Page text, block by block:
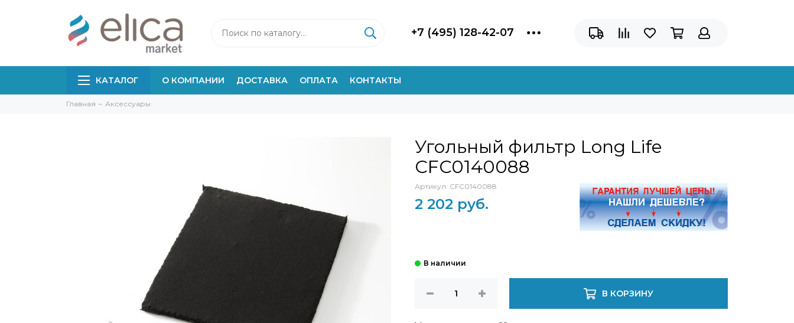
+7 (495) 128-42-07
КАТАЛОГ О КОМПАНИИ ДОСТАВКА ОПЛАТА КОНТАКТЫ
Главная Аксессуары
Угольный фильтр Long Life
CFC0140088
Артикул: CFC0140088
2 202 руб.
В КОРЗИНУ